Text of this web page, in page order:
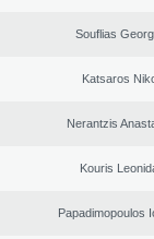
Souflias
Katsaros
Nerantzis
Kouris
Papadimopoulos